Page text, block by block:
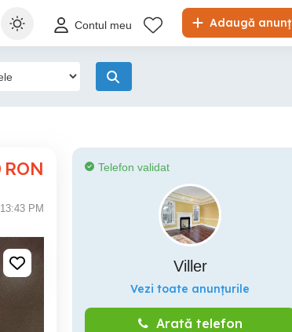
Adaugă anunț
Contul meu
RON
PM
Telefon validat
Viller
Vezi toate anunțurile
Arată telefon